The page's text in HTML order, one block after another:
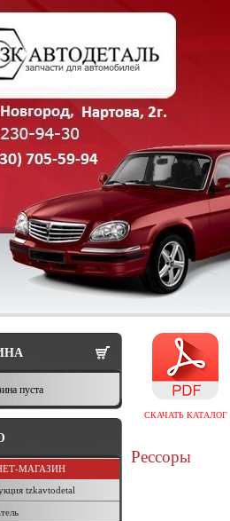
СКАЧАТЬ КАТАЛОГ
Рессоры
пуста
МАГАЗИН
tzkavtodetal